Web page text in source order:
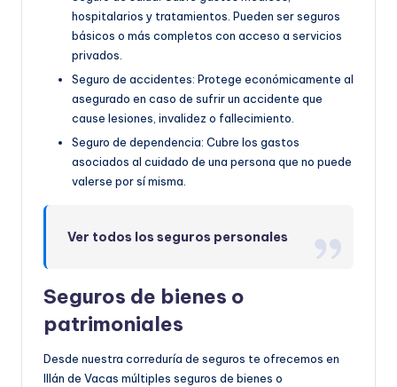
hospitalarios y tratamientos. Pueden ser seguros
básicos o más completos con acceso a servicios
privados.
Seguro de accidentes: Protege económicamente al
asegurado en caso de sufrir un accidente que
cause lesiones, invalidez o fallecimiento.
Seguro de dependencia: Cubre los gastos
asociados al cuidado de una persona que no puede
valerse por sí misma.
Ver todos los seguros personales
Seguros de bienes o
patrimoniales
Desde nuestra correduría de seguros te ofrecemos en
Illán de Vacas múltiples seguros de bienes o